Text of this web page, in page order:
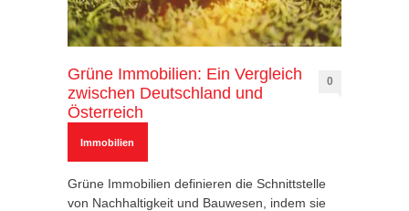
Grüne Immobilien: Ein Vergleich
zwischen Deutschland und
Österreich
0
Immobilien
Grüne Immobilien definieren die Schnittstelle
von Nachhaltigkeit und Bauwesen, indem sie